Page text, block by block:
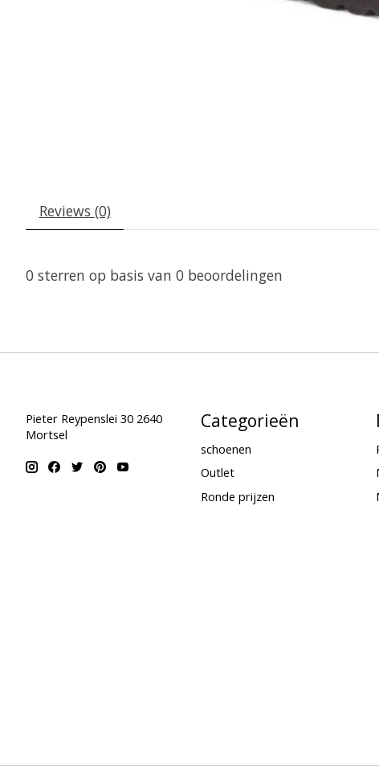
Reviews (0)
0 sterren op basis van 0 beoordelingen
Pieter Reypenslei 30 2640
Mortsel
Categorieën
schoenen
Outlet
Ronde prijzen